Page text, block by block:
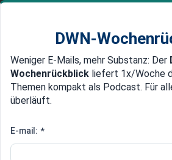
Newsticker MEIN DWN:
Edelmetalle DWN-Magazin
Markenstreit
DWN-
Weniger E-Mails, mehr Substanz: Der
Wochenrückblick liefert 1x/Woche
Themen kompakt als Podcast. Für
überläuft.
E-mail: *